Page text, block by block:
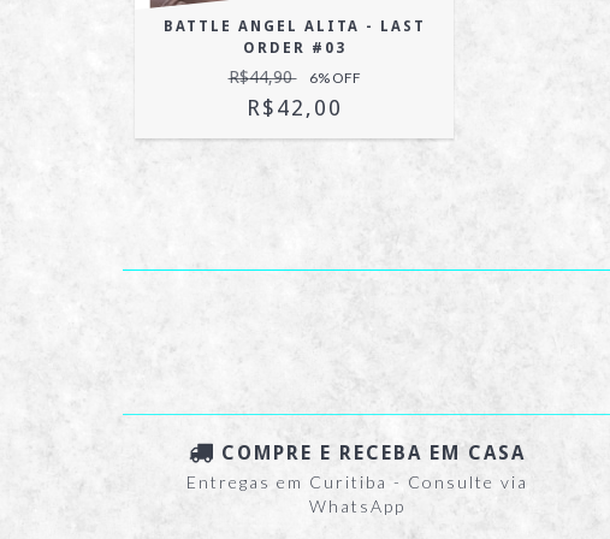
BATTLE ANGEL ALITA - LAST
ORDER #03
R$44,90 6% OFF
R$42,00
COMPRE E RECEBA EM CASA
Entregas em Curitiba - Consulte via
WhatsApp